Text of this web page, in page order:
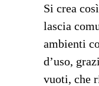
Si crea
lascia
ambienti
d’uso,
vuoti, che